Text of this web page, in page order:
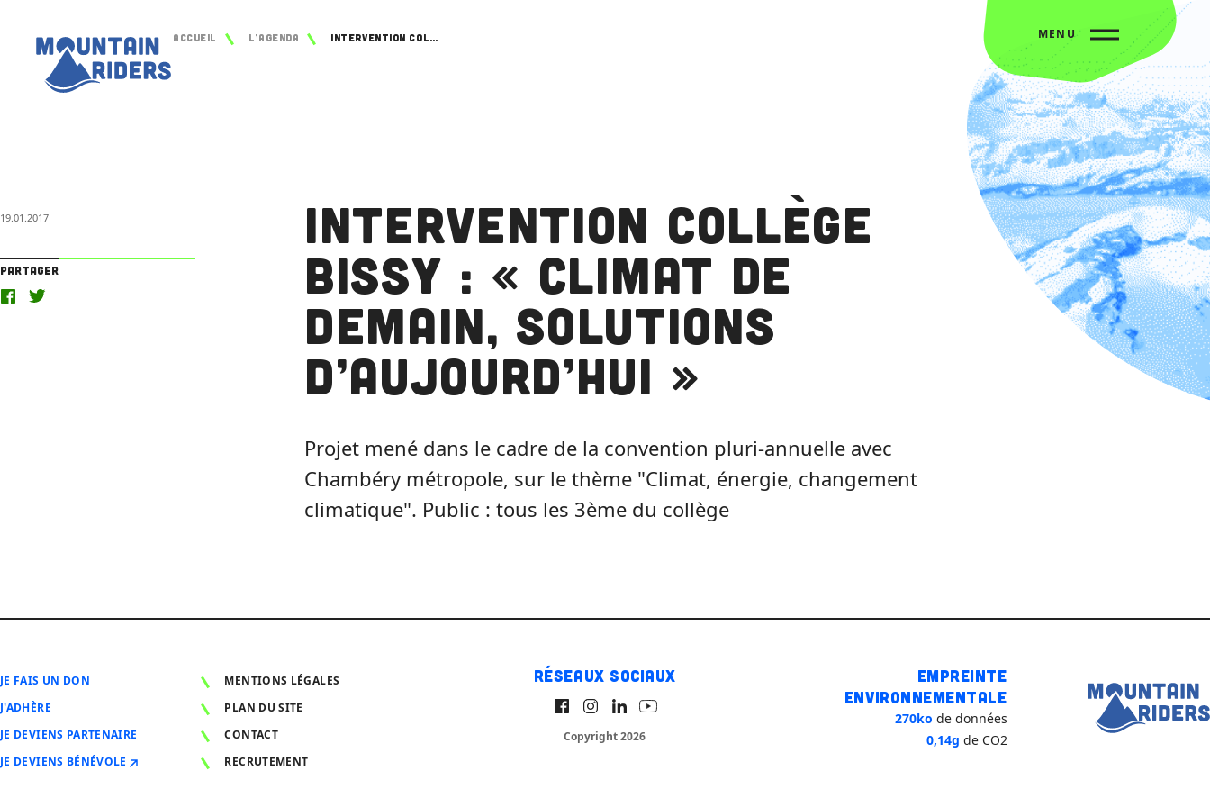
Accueil L’agenda Intervention collège Bissy : « climat de demain, solutions d’aujourd’hui » MENU
19.01.2017
Partager
Intervention collège
Bissy : « climat de
demain, solutions
d’aujourd’hui »
Projet mené dans le cadre de la convention pluri-annuelle avec
Chambéry métropole, sur le thème "Climat, énergie, changement
climatique". Public : tous les 3ème du collège
JE FAIS UN DON
J'ADHÈRE
JE DEVIENS PARTENAIRE
JE DEVIENS BÉNÉVOLE
MENTIONS LÉGALES
PLAN DU SITE
CONTACT
RECRUTEMENT
Réseaux sociaux
Copyright 2026
Empreinte
environnementale
270ko de données
0,14g de CO2